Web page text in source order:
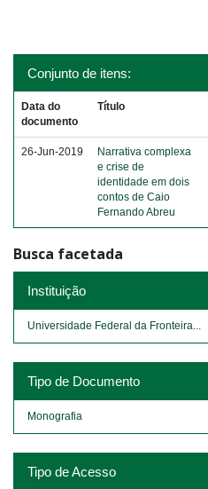
Conjunto de itens:
Data do
documento
Título
26-Jun-2019
Narrativa complexa
e crise de
identidade em dois
contos de Caio
Fernando Abreu
Busca facetada
Instituição
Universidade Federal da Fronteira...
Tipo de Documento
Monografia
Tipo de Acesso